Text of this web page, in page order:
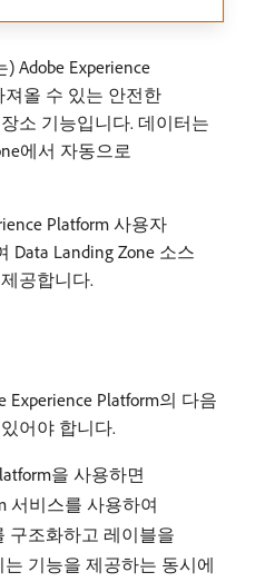
Adobe Experience
져올 수 있는 안전한
소 기능입니다. 데이터는
에서 자동으로
Platform 사용자
Data Landing Zone 소스
공합니다.
Experience Platform의 다음
어야 합니다.
을 사용하면
서비스를 사용하여
구조화하고 레이블을
기능을 제공하는 동시에